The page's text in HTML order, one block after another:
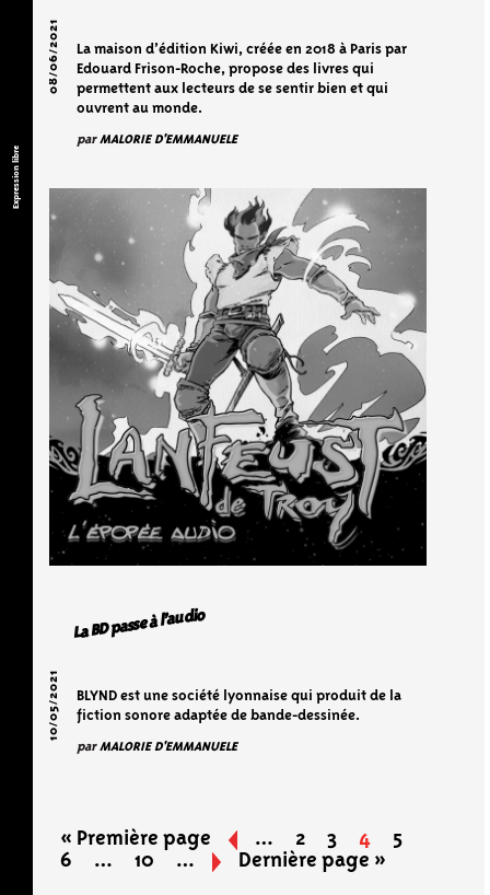
Expression libre
08/06/2021
La maison d’édition Kiwi, créée en 2018 à Paris par
Edouard Frison-Roche, propose des livres qui
permettent aux lecteurs de se sentir bien et qui
ouvrent au monde.
parMALORIE D'EMMANUELE
La BD passe à l’audio
10/05/2021
BLYND est une société lyonnaise qui produit de la
fiction sonore adaptée de bande-dessinée.
parMALORIE D'EMMANUELE
« Première page « … 2 3 4
5
6
… 10 … » Dernière page »